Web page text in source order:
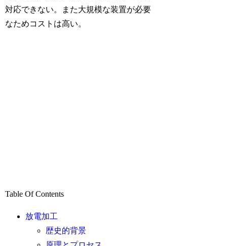
対応できない。また大規模な装置が必要
なためコストは高い。
Table Of Contents
放電加工
歴史的背景